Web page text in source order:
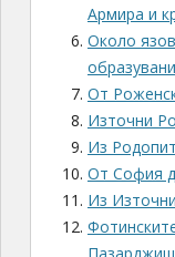
Армира и
Около
От
Източни
Из
От София
Из